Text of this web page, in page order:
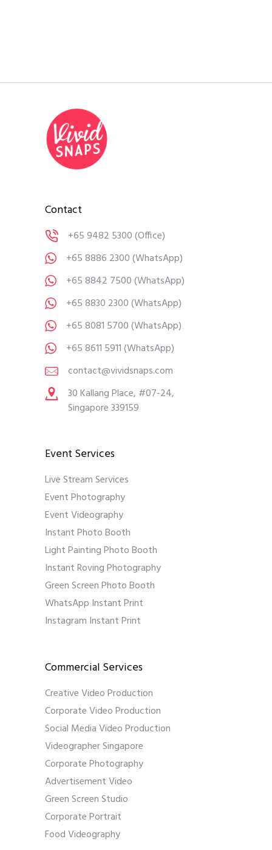
Contact
+65 9482 5300(Office)
+65 8886 2300(WhatsApp)
+65 8842 7500(WhatsApp)
+65 8830 2300(WhatsApp)
+65 8081 5700(WhatsApp)
+65 8611 5911(WhatsApp)
contact@vividsnaps.com
30 Kallang Place, #07-24,
Singapore 339159
Event Services
Live Stream Services
Event Photography
Event Videography
Instant Photo Booth
Light Painting Photo Booth
Instant Roving Photography
Green Screen Photo Booth
WhatsApp Instant Print
Instagram Instant Print
Commercial Services
Creative Video Production
Corporate Video Production
Social Media Video Production
Videographer Singapore
Corporate Photography
Advertisement Video
Green Screen Studio
Corporate Portrait
Food Videography